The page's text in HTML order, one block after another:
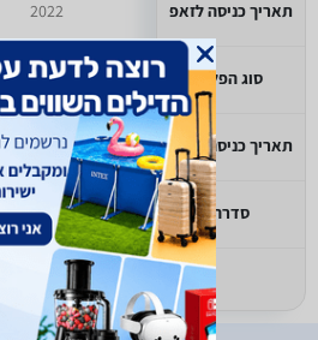
תאריך כניסה לזאפ
סוג הפלט
תאריך כניסה לזאפ
סדרה
2022
שחור לבן
3/2022
hp laser jet
למפרט המלא >>